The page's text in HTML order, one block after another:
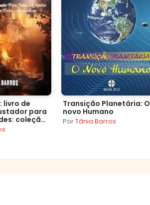
livro de
para
coleção
terror
Transição Planetária: O
novo Humano
PorTânia Barros